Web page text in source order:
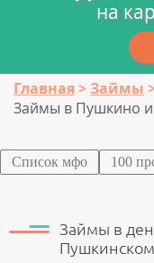
на
Главная
Займы
Займы в Пушкино
Список мфо 100
Займы в